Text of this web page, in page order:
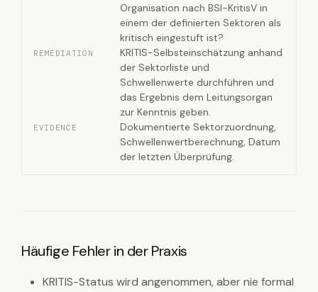
Organisation nach BSI-KritisV in
einem der definierten Sektoren als
kritisch eingestuft ist?
REMEDIATION
KRITIS-Selbsteinschätzung anhand
der Sektorliste und
Schwellenwerte durchführen und
das Ergebnis dem Leitungsorgan
zur Kenntnis geben.
EVIDENCE
Dokumentierte Sektorzuordnung,
Schwellenwertberechnung, Datum
der letzten Überprüfung.
Häufige Fehler in der Praxis
KRITIS-Status wird angenommen, aber nie formal